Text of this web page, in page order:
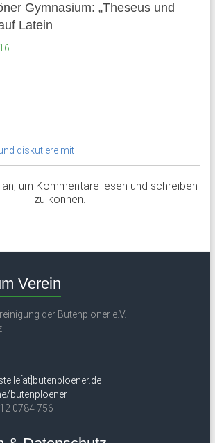
Gymnasium: „Theseus und
Latein
diskutiere mit
um Kommentare lesen und schreiben
zu können.
Verein
der Butenplöner e.V.
butenploener
0784 756